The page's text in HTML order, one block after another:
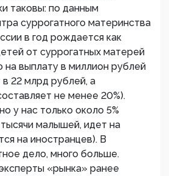
таковы: по данным
суррогатного материнства
в год рождается как
от суррогатных матерей
выплату в миллион рублей
22 млрд рублей, а
не менее 20%).
у нас только около 5%
малышей, идет на
на иностранцев). В
дело, много больше.
«рынка» ранее